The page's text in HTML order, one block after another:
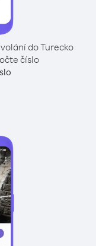
do Turecko
číslo